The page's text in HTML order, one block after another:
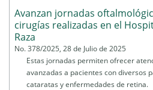
Avanzan jornadas
cirugías realizadas en el
Raza
No. 378/2025, 28 de Julio de 2025
Estas jornadas permiten ofrecer
avanzadas a pacientes con diversos
cataratas y enfermedades de retina.